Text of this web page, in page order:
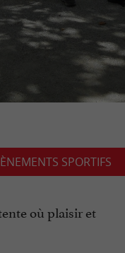
SPORTIFS
où plaisir et